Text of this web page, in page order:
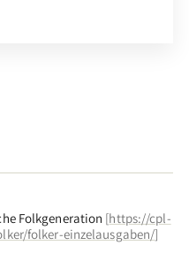
Folkgeneration [https://cpl-
folker-einzelausgaben/]